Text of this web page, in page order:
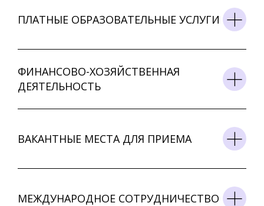
ПЛАТНЫЕ ОБРАЗОВАТЕЛЬНЫЕ УСЛУГИ
ФИНАНСОВО-ХОЗЯЙСТВЕННАЯ
ДЕЯТЕЛЬНОСТЬ
ВАКАНТНЫЕ МЕСТА ДЛЯ ПРИЕМА
МЕЖДУНАРОДНОЕ СОТРУДНИЧЕСТВО